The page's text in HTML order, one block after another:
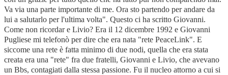
Va via una parte importante di me. Ora sto partendo per andare da
lui a salutarlo per l'ultima volta". Questo ci ha scritto Giovanni.
Come non ricordar e Livio? Era il 12 dicembre 1992 e Giovanni
Pugliese mi telefonò per dire che era nata "rete PeaceLink". E
siccome una rete è fatta minimo di due nodi, quella che era stata
creata era una "rete" fra due fratelli, Giovanni e Livio, che avevano
un Bbs, contagiati dalla stessa passione. Fu il nucleo attorno a cui si